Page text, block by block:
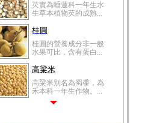
芡實為睡蓮科一年生水
生草本植物芡的成熟...
桂圓
桂圓的營養成分非一般
水果可比，含有蛋白...
高粱米
高粱米別名為蜀黍，為
禾本科一年生作物。...